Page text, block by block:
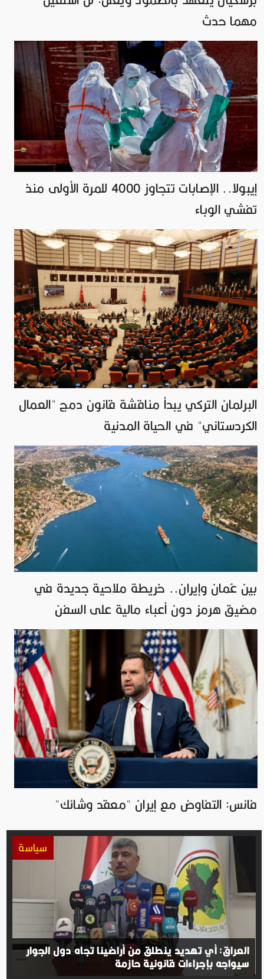
مهما حدث
إيبولا.. الإصابات تتجاوز 4000 للمرة الأولى منذ
تفشي الوباء
البرلمان التركي يبدأ مناقشة قانون دمج "العمال
الكردستاني" في الحياة المدنية
بين عُمان وإيران.. خريطة ملاحية جديدة في
مضيق هرمز دون أعباء مالية على السفن
فانس: التفاوض مع إيران "معقد وشائك"
سياسة
العراق: أي تهديد ينطلق من أراضينا تجاه دول الجوار
سيواجه بإجراءات قانونية حازمة